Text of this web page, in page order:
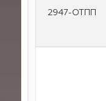
2947-ОТПП